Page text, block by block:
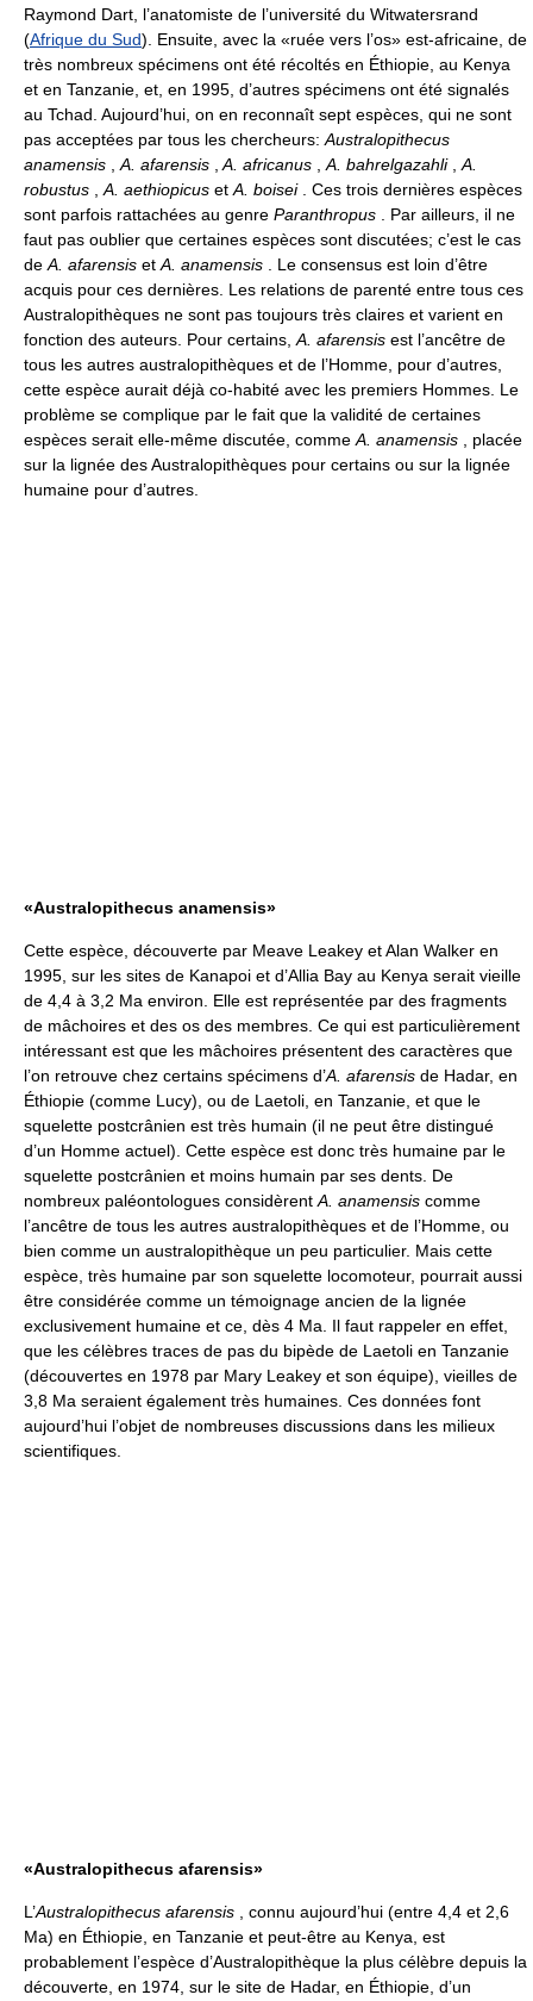
Raymond Dart, l’anatomiste de l’université du Witwatersrand
(Afrique du Sud). Ensuite, avec la «ruée vers l’os» est-africaine, de
très nombreux spécimens ont été récoltés en Éthiopie, au Kenya
et en Tanzanie, et, en 1995, d’autres spécimens ont été signalés
au Tchad. Aujourd’hui, on en reconnaît sept espèces, qui ne sont
pas acceptées par tous les chercheurs: Australopithecus
anamensis
A. afarensis A. africanus A. bahrelgazahli, A.
robustus
A. aethiopicus et A. boisei. Ces trois dernières espèces
sont parfois rattachées au genre Paranthropus . Par ailleurs, il ne
faut pas oublier que certaines espèces sont discutées; c’est le cas
de A. afarensis et A. anamensis . Le consensus est loin d’être
acquis pour ces dernières. Les relations de parenté entre tous ces
Australopithèques ne sont pas toujours très claires et varient en
fonction des auteurs. Pour certains, A. afarensis est l’ancêtre de
tous les autres australopithèques et de l’Homme, pour d’autres,
cette espèce aurait déjà co-habité avec les premiers Hommes. Le
problème se complique par le fait que la validité de certaines
espèces serait elle-même discutée, comme A. anamensis , placée
sur la lignée des Australopithèques pour certains ou sur la lignée
humaine pour d’autres.
«Australopithecus anamensis»
Cette espèce, découverte par Meave Leakey et Alan Walker en
1995, sur les sites de Kanapoi et d’Allia Bay au Kenya serait vieille
de 4,4 à 3,2 Ma environ. Elle est représentée par des fragments
de mâchoires et des os des membres. Ce qui est particulièrement
intéressant est que les mâchoires présentent des caractères que
l’on retrouve chez certains spécimens d’A. afarensis de Hadar, en
Éthiopie (comme Lucy), ou de Laetoli, en Tanzanie, et que le
squelette postcrânien est très humain (il ne peut être distingué
d’un Homme actuel). Cette espèce est donc très humaine par le
squelette postcrânien et moins humain par ses dents. De
nombreux paléontologues considèrent A. anamensis comme
l’ancêtre de tous les autres australopithèques et de l’Homme, ou
bien comme un australopithèque un peu particulier. Mais cette
espèce, très humaine par son squelette locomoteur, pourrait aussi
être considérée comme un témoignage ancien de la lignée
exclusivement humaine et ce, dès 4 Ma. Il faut rappeler en effet,
que les célèbres traces de pas du bipède de Laetoli en Tanzanie
(découvertes en 1978 par Mary Leakey et son équipe), vieilles de
3,8 Ma seraient également très humaines. Ces données font
aujourd’hui l’objet de nombreuses discussions dans les milieux
scientifiques.
«Australopithecus afarensis»
L’Australopithecus afarensis , connu aujourd’hui (entre 4,4 et 2,6
Ma) en Éthiopie, en Tanzanie et peut-être au Kenya, est
probablement l’espèce d’Australopithèque la plus célèbre depuis la
découverte, en 1974, sur le site de Hadar, en Éthiopie, d’un